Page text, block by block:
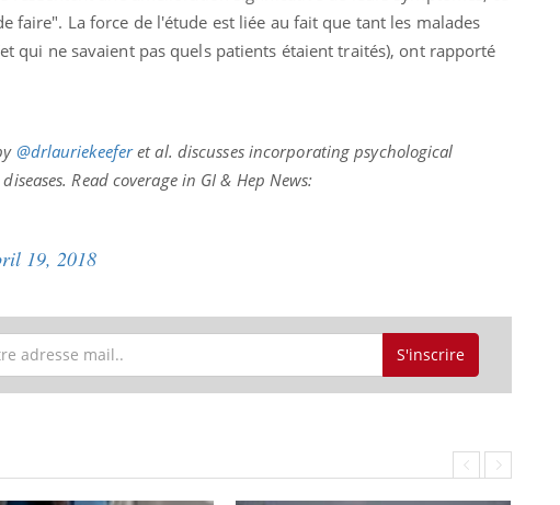
faire". La force de l'étude est liée au fait que tant les malades
qui ne savaient pas quels patients étaient traités), ont rapporté
@drlauriekeeferet al. discusses incorporating psychological
Read coverage in GI & Hep News:
19, 2018
S'inscrire